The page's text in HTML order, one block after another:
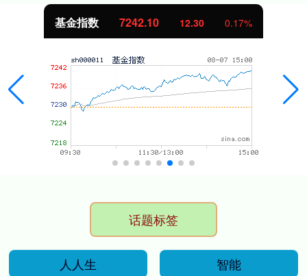
基金指数 7242.10 12.30 0.17%
话题标签
人人生
智能